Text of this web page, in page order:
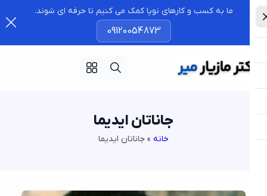
ما به کسب و کارهای نوپا کمک می کنیم تا حرفه ای شوند.
09120054873
جاناتان ایدیما
»جاناتان ایدیما